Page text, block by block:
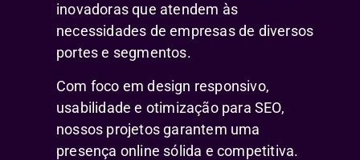
inovadoras que atendem às
necessidades de empresas de diversos
portes e segmentos.
Com foco em design responsivo,
usabilidade e otimização para SEO,
nossos projetos garantem uma
presença online sólida e competitiva.